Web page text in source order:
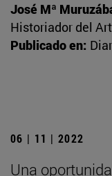
José Mª
Historiador del
Publicado en:
06 | 11 | 2022
Una